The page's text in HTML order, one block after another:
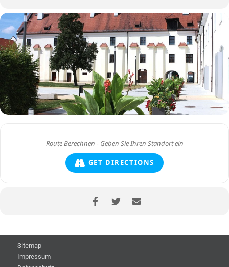
GET DIRECTIONS
Sitemap
Impressum